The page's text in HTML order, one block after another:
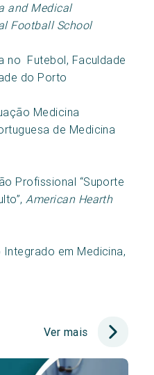
and Medical
Football School
no Futebol, Faculdade
do Porto
Medicina
de Medicina
Profissional “Suporte
American Hearth
em Medicina,
Ver mais